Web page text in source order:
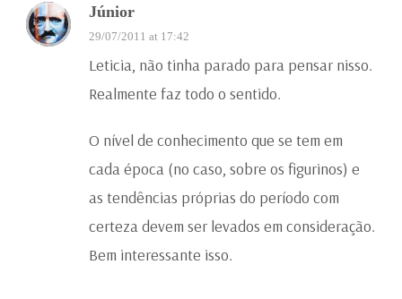
Júnior
29/07/2011 at 17:42
Leticia, não tinha parado para pensar nisso.
Realmente faz todo o sentido.
O nível de conhecimento que se tem em
cada época (no caso, sobre os figurinos) e
as tendências próprias do período com
certeza devem ser levados em consideração.
Bem interessante isso.